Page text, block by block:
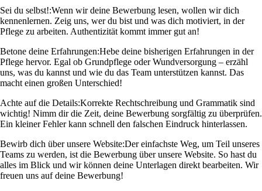
Sei du selbst!:Wenn wir deine Bewerbung lesen, wollen wir dich
kennenlernen. Zeig uns, wer du bist und was dich motiviert, in der
Pflege zu arbeiten. Authentizität kommt immer gut an!
Betone deine Erfahrungen:Hebe deine bisherigen Erfahrungen in der
Pflege hervor. Egal ob Grundpflege oder Wundversorgung – erzähl
uns, was du kannst und wie du das Team unterstützen kannst. Das
macht einen großen Unterschied!
Achte auf die Details:Korrekte Rechtschreibung und Grammatik sind
wichtig! Nimm dir die Zeit, deine Bewerbung sorgfältig zu überprüfen.
Ein kleiner Fehler kann schnell den falschen Eindruck hinterlassen.
Bewirb dich über unsere Website:Der einfachste Weg, um Teil unseres
Teams zu werden, ist die Bewerbung über unsere Website. So hast du
alles im Blick und wir können deine Unterlagen direkt bearbeiten. Wir
freuen uns auf deine Bewerbung!